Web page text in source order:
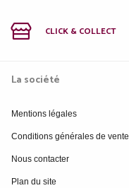
CLICK & COLLECT
La société
Mentions légales
Conditions générales de vente
Nous contacter
Plan du site